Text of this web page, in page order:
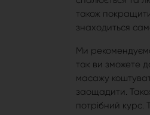
також
знаходиться
Ми
так ви зможете
масажу
заощадити.
потрібний курс.